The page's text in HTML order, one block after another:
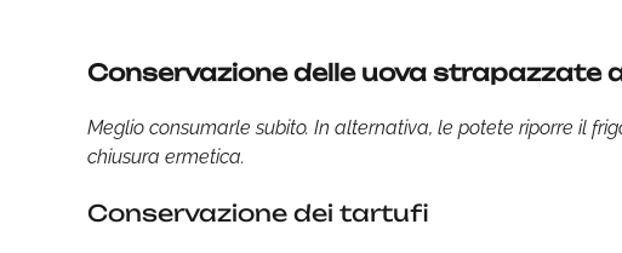
Conservazione delle uova strapazzate
Meglio consumarle subito. In alternativa, le potete riporre il
chiusura ermetica.
Conservazione dei tartufi